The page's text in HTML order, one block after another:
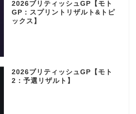
2026ブリティッシュGP【モト
GP：スプリントリザルト&トピ
ックス】
2026ブリティッシュGP【モト
2：予選リザルト】